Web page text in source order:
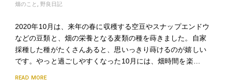
畑のこと , 野良日記
2020年10月は、来年の春に収穫する空豆やスナップエンドウ
などの豆類と、畑の栄養となる麦類の種を蒔きました。自家
採種した種がたくさんあると、思いっきり蒔けるのが嬉しい
です。やっと過ごしやすくなった10月には、畑時間を楽…
READ MORE